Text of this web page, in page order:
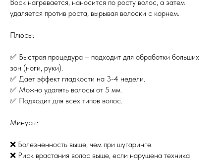
Воск нагревается, наносится по росту волос, а затем
удаляется против роста, вырывая волоски с корнем.
Плюсы:
✅ Быстрая процедура – подходит для обработки больших
зон (ноги, руки).
✅ Дает эффект гладкости на 3-4 недели.
✅ Можно удалять волосы от 5 мм.
✅ Подходит для всех типов волос.
Минусы:
❌ Болезненность выше, чем при шугаринге.
❌ Риск врастания волос выше, если нарушена техника